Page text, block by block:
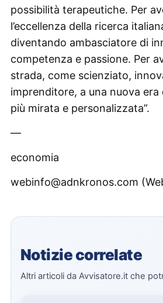
possibilità terapeutiche. Per
l’eccellenza della ricerca
diventando ambasciatore di
competenza e passione. Per
strada, come scienziato,
imprenditore, a una nuova era
più mirata e personalizzata”.
—
economia
webinfo@adnkronos.com
Notizie correlate
Altri articoli da Avvisatore.it che